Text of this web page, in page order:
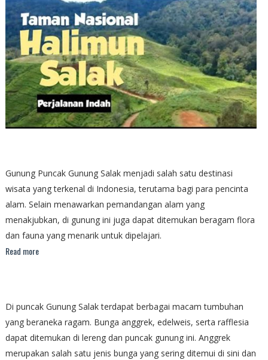
Gunung Puncak Gunung Salak menjadi salah satu destinasi
wisata yang terkenal di Indonesia, terutama bagi para pencinta
alam. Selain menawarkan pemandangan alam yang
menakjubkan, di gunung ini juga dapat ditemukan beragam flora
dan fauna yang menarik untuk dipelajari.
Read more
Di puncak Gunung Salak terdapat berbagai macam tumbuhan
yang beraneka ragam. Bunga anggrek, edelweis, serta rafflesia
dapat ditemukan di lereng dan puncak gunung ini. Anggrek
merupakan salah satu jenis bunga yang sering ditemui di sini dan